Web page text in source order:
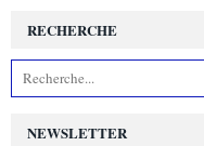
NEWSLETTER
RECHERCHE